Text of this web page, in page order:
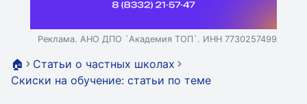
Реклама. АНО ДПО `Академия ТОП`. ИНН 7730257499
🏠
Статьи о частных школах
Скиски на обучение: статьи по теме